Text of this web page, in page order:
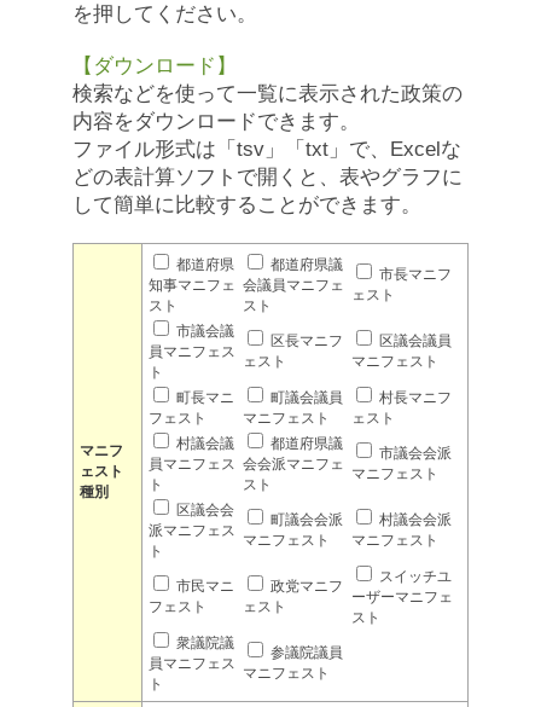
を押してください。
【ダウンロード】
検索などを使って一覧に表示された政策の
内容をダウンロードできます。
ファイル形式は「tsv」「txt」で、Excelな
どの表計算ソフトで開くと、表やグラフに
して簡単に比較することができます。
マニフ
ェスト
種別
都道府県
知事マニフェ
スト
都道府県議
会議員マニフェ
スト
市長マニフ
ェスト
市議会議
員マニフェス
ト
区長マニフ
ェスト
区議会議員
マニフェスト
町長マニ
フェスト
町議会議員
マニフェスト
村長マニフ
ェスト
村議会議
員マニフェス
ト
都道府県議
会会派マニフェ
スト
市議会会派
マニフェスト
区議会会
派マニフェス
ト
町議会会派
マニフェスト
村議会会派
マニフェスト
市民マニ
フェスト
政党マニフ
ェスト
スイッチユ
ーザーマニフェ
スト
衆議院議
員マニフェス
ト
参議院議員
マニフェスト